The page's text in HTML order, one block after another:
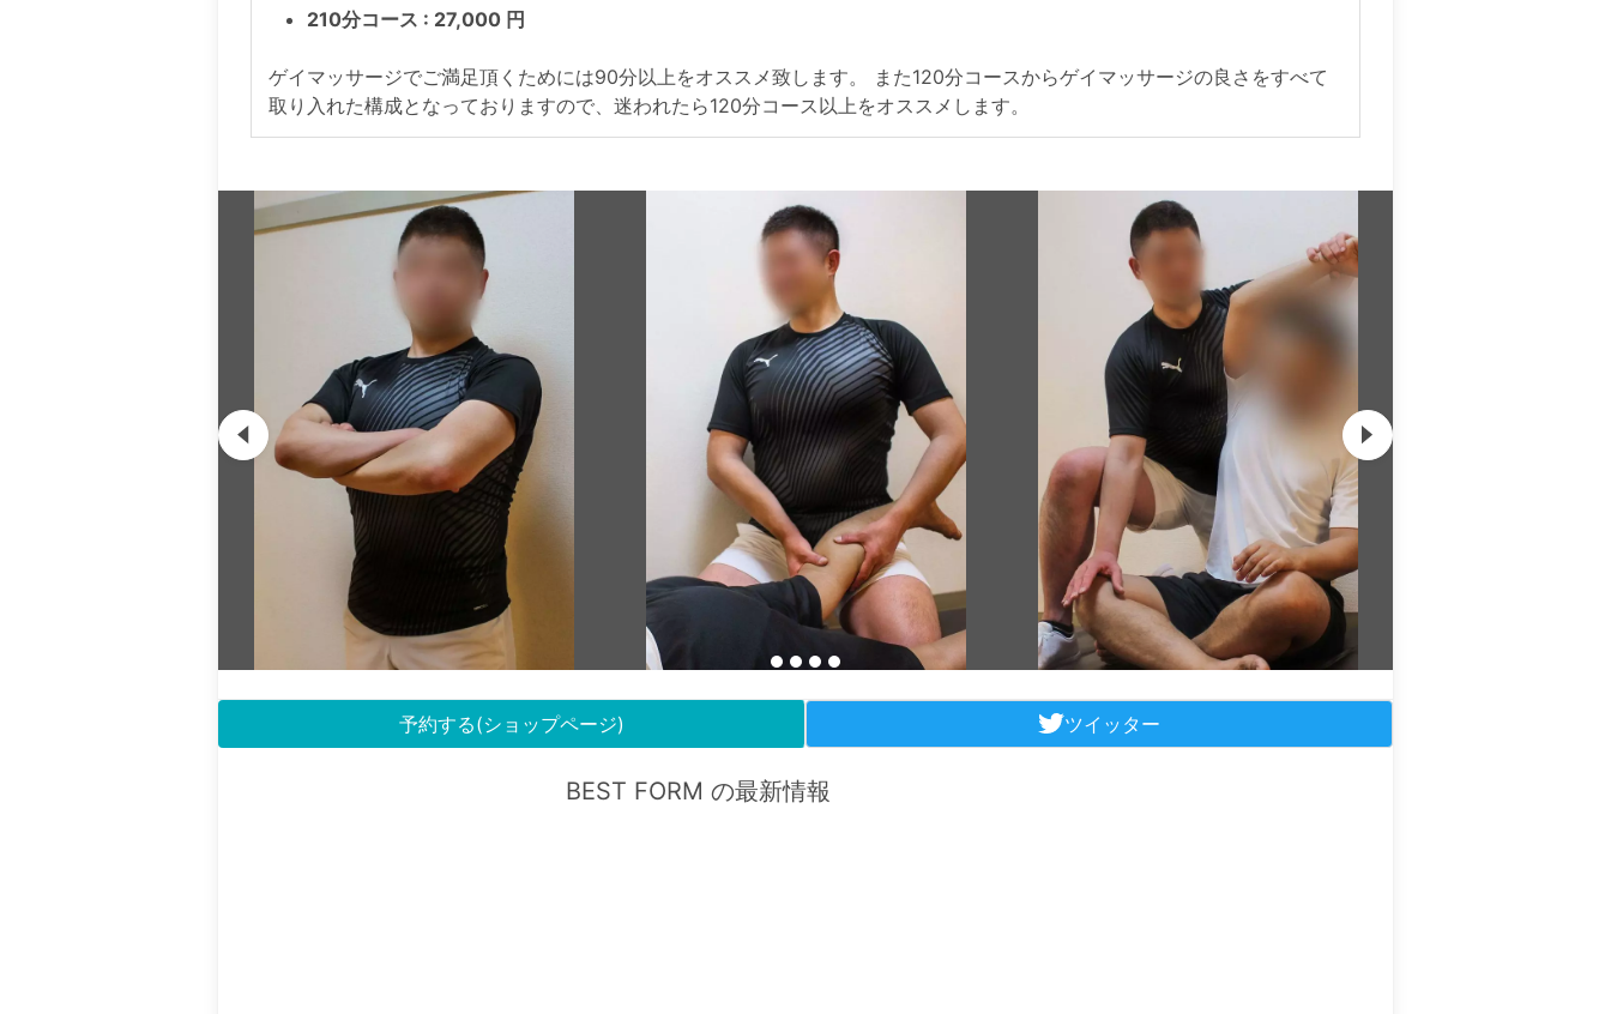
210分コース : 27,000 円
ゲイマッサージでご満足頂くためには90分以上をオススメ致します。 また120分コースからゲイマッサージの良さをすべて
取り入れた構成となっておりますので、迷われたら120分コース以上をオススメします。
予約する(ショップページ) ツイッター
BEST FORM の最新情報